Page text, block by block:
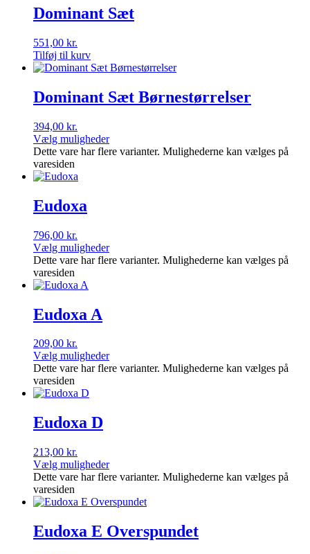
Dominant Sæt
551,00 kr.
Tilføj til kurv
Dominant Sæt Børnestørrelser
394,00 kr.
Vælg muligheder
Dette vare har flere varianter. Mulighederne kan vælges på
varesiden
Eudoxa
796,00 kr.
Vælg muligheder
Dette vare har flere varianter. Mulighederne kan vælges på
varesiden
Eudoxa A
209,00 kr.
Vælg muligheder
Dette vare har flere varianter. Mulighederne kan vælges på
varesiden
Eudoxa D
213,00 kr.
Vælg muligheder
Dette vare har flere varianter. Mulighederne kan vælges på
varesiden
Eudoxa E Overspundet